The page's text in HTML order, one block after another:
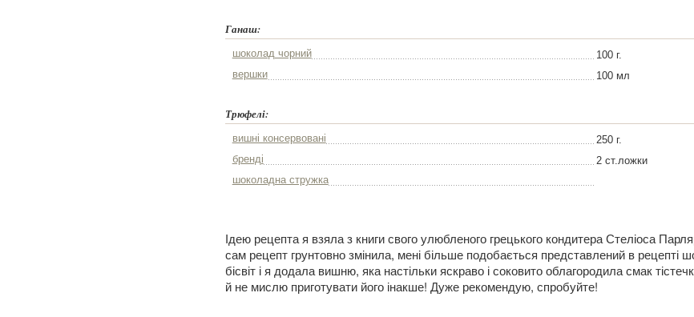
Ганаш:
шоколад чорний
100 г.
вершки
100 мл
Трюфелі:
вишні консервовані
250 г.
бренді
2 ст.ложки
шоколадна стружка
Ідею рецепта я взяла з книги свого улюбленого грецького кондитера Стеліоса
сам рецепт грунтовно змінила, мені більше подобається представлений в рецепті
бісвіт і я додала вишню, яка настільки яскраво і соковито облагородила смак
й не мислю приготувати його інакше! Дуже рекомендую, спробуйте!